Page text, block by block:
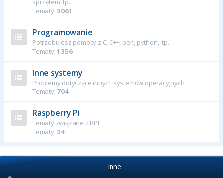
sprzętem itp.
Tematy:3061
Programowanie
Potrzebujesz pomocy z C, C++, perl, python, itp.
Tematy:1356
Inne systemy
Problemy dotyczące innych systemów operacyjnych
Tematy: 704
Raspberry Pi
Tematy związane z RPI
Tematy: 24
Inne